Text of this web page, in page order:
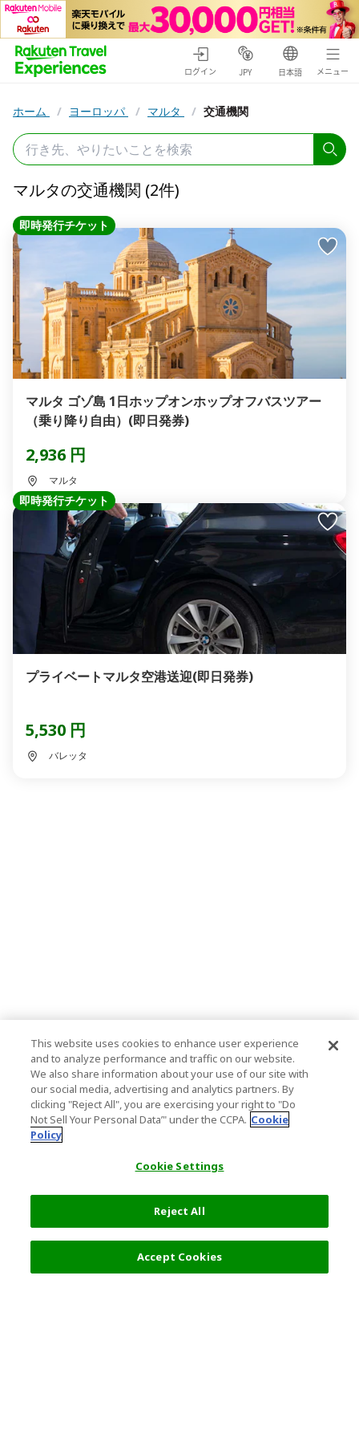
ログイン JPY 日本語 メニュー
ホーム / ヨーロッパ / マルタ / 交通機関
マルタの交通機関 (2件)
即時発行チケット
マルタ ゴゾ島 1日ホップオンホップオフバスツアー
（乗り降り自由）(即日発券)
2,936 円
マルタ
即時発行チケット
プライベートマルタ空港送迎(即日発券)
5,530 円
バレッタ
This website uses cookies to enhance user experience
and to analyze performance and traffic on our website.
We also share information about your use of our site with
our social media, advertising and analytics partners. By
clicking "Reject All", you are exercising your right to "Do
Not Sell Your Personal Data’" under the CCPA. Cookie
Policy
Cookie Settings
Reject All
Accept Cookies